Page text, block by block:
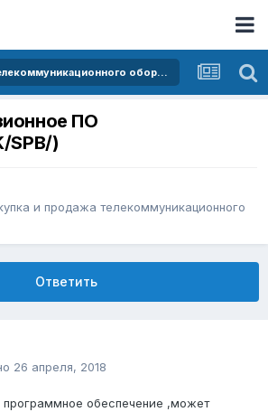
Покупка и продажа телекоммуникационного оборудования
ПО
SPB/)
и продажа телекоммуникационного
Ответить
26 апреля, 2018
программное обеспечение ,может